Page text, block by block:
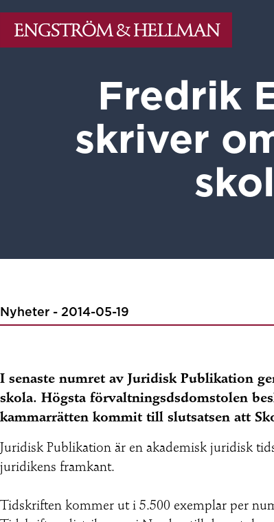
Fredrik
skriver
Nyheter - 2014-05-19
I senaste numret av Juridisk Publikation
skola. Högsta förvaltningsdsdomstolen
kammarrätten kommit till slutsatsen att
Juridisk Publikation är en akademisk juridisk
juridikens framkant.
Tidskriften kommer ut i 5.500 exemplar per